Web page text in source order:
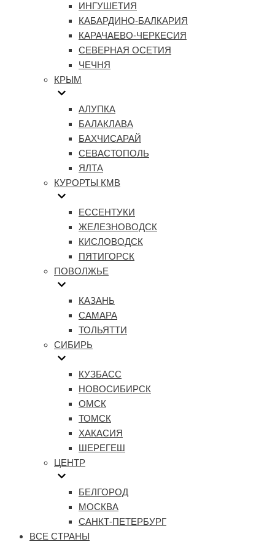
ИНГУШЕТИЯ
КАБАРДИНО-БАЛКАРИЯ
КАРАЧАЕВО-ЧЕРКЕСИЯ
СЕВЕРНАЯ ОСЕТИЯ
ЧЕЧНЯ
КРЫМ
АЛУПКА
БАЛАКЛАВА
БАХЧИСАРАЙ
СЕВАСТОПОЛЬ
ЯЛТА
КУРОРТЫ КМВ
ЕССЕНТУКИ
ЖЕЛЕЗНОВОДСК
КИСЛОВОДСК
ПЯТИГОРСК
ПОВОЛЖЬЕ
КАЗАНЬ
САМАРА
ТОЛЬЯТТИ
СИБИРЬ
КУЗБАСС
НОВОСИБИРСК
ОМСК
ТОМСК
ХАКАСИЯ
ШЕРЕГЕШ
ЦЕНТР
БЕЛГОРОД
МОСКВА
САНКТ-ПЕТЕРБУРГ
ВСЕ СТРАНЫ